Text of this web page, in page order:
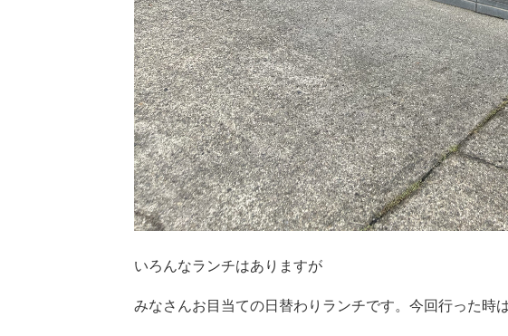
いろんなランチはありますが
みなさんお目当ての日替わりランチです。今回行った時